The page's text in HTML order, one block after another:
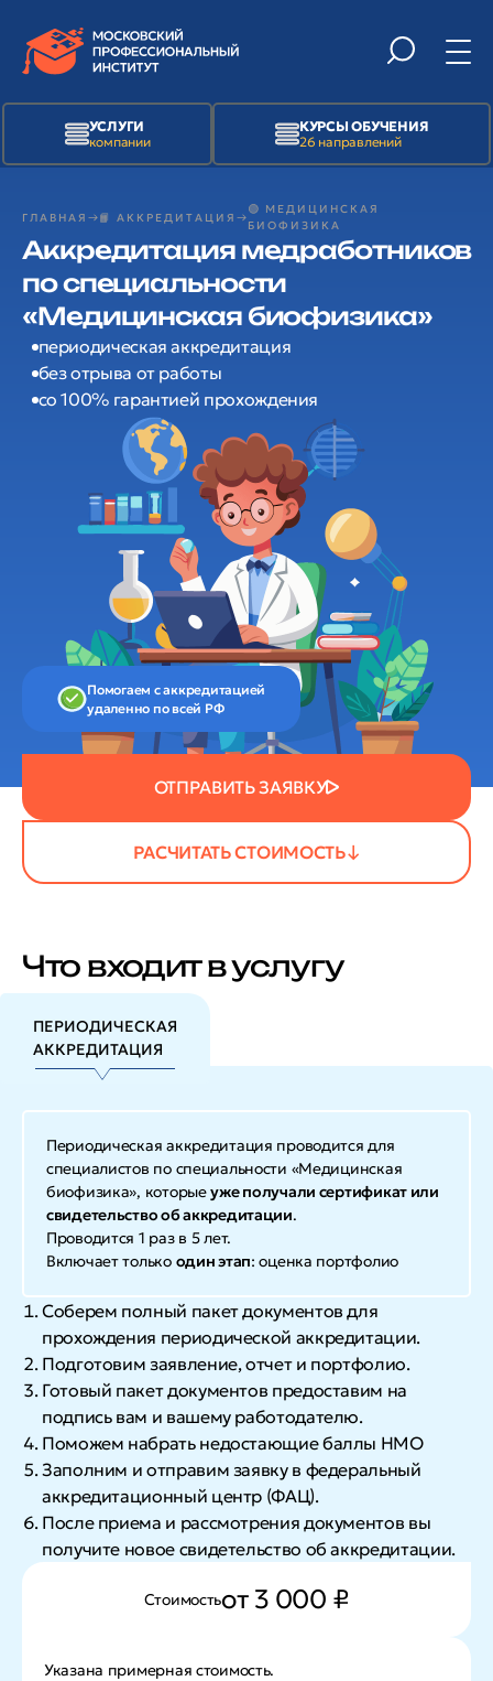
УСЛУГИ
компании
КУРСЫ ОБУЧЕНИЯ
26 направлений
ГЛАВНАЯ 📙 АККРЕДИТАЦИЯ
🟢 МЕДИЦИНСКАЯ
БИОФИЗИКА
Аккредитация медработников
по специальности
«Медицинская биофизика»
периодическая аккредитация
без отрыва от работы
со 100% гарантией прохождения
РАСЧИТАТЬ СТОИМОСТЬ
ОТПРАВИТЬ ЗАЯВКУ
Помогаем с аккредитацией
удаленно по всей РФ
Что входит в услугу
ПЕРИОДИЧЕСКАЯ
АККРЕДИТАЦИЯ
Периодическая аккредитация проводится для
специалистов по специальности «Медицинская
биофизика», которыеуже получали сертификат или
свидетельство об аккредитации.
Проводится 1 раз в 5 лет.
Включает только один этап: оценка портфолио
Соберем полный пакет документов для
прохождения периодической аккредитации.
Подготовим заявление, отчет и портфолио.
Готовый пакет документов предоставим на
подпись вам и вашему работодателю.
Поможем набрать недостающие баллы НМО
Заполним и отправим заявку в федеральный
аккредитационный центр (ФАЦ).
После приема и рассмотрения документов вы
получите новое свидетельство об аккредитации.
Стоимостьот 3 000 ₽
Указана примерная стоимость.